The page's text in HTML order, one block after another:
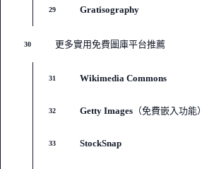
29 Gratisography
30 更多實用免費圖庫平台推薦
31 Wikimedia Commons
32 Getty Images（免費嵌入功能）
33 StockSnap